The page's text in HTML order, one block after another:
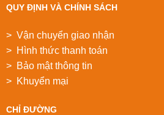
QUY ĐỊNH VÀ CHÍNH SÁCH
> Vận chuyển giao nhận
> Hình thức thanh toán
> Bảo mật thông tin
> Khuyển mại
CHỈ ĐƯỜNG